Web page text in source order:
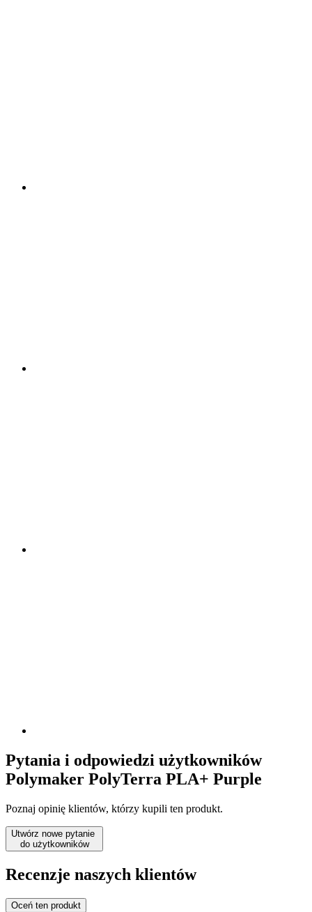
Pytania i odpowiedzi użytkowników
Polymaker PolyTerra PLA+ Purple
Poznaj opinię klientów, którzy kupili ten produkt.
Utwórz nowe pytanie
do użytkowników
Recenzje naszych klientów
Oceń ten produkt